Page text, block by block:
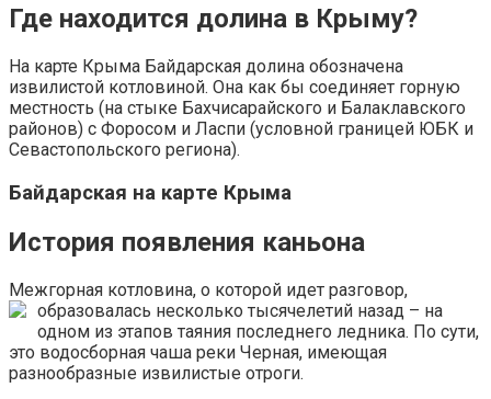
Где находится долина в Крыму?
На карте Крыма Байдарская долина обозначена
извилистой котловиной. Она как бы соединяет горную
местность (на стыке Бахчисарайского и Балаклавского
районов) с Форосом и Ласпи (условной границей ЮБК и
Севастопольского региона).
Байдарская на карте Крыма
История появления каньона
Межгорная котловина, о которой идет разговор,
образовалась несколько тысячелетий назад – на
одном из этапов таяния последнего ледника. По сути,
это водосборная чаша реки Черная, имеющая
разнообразные извилистые отроги.